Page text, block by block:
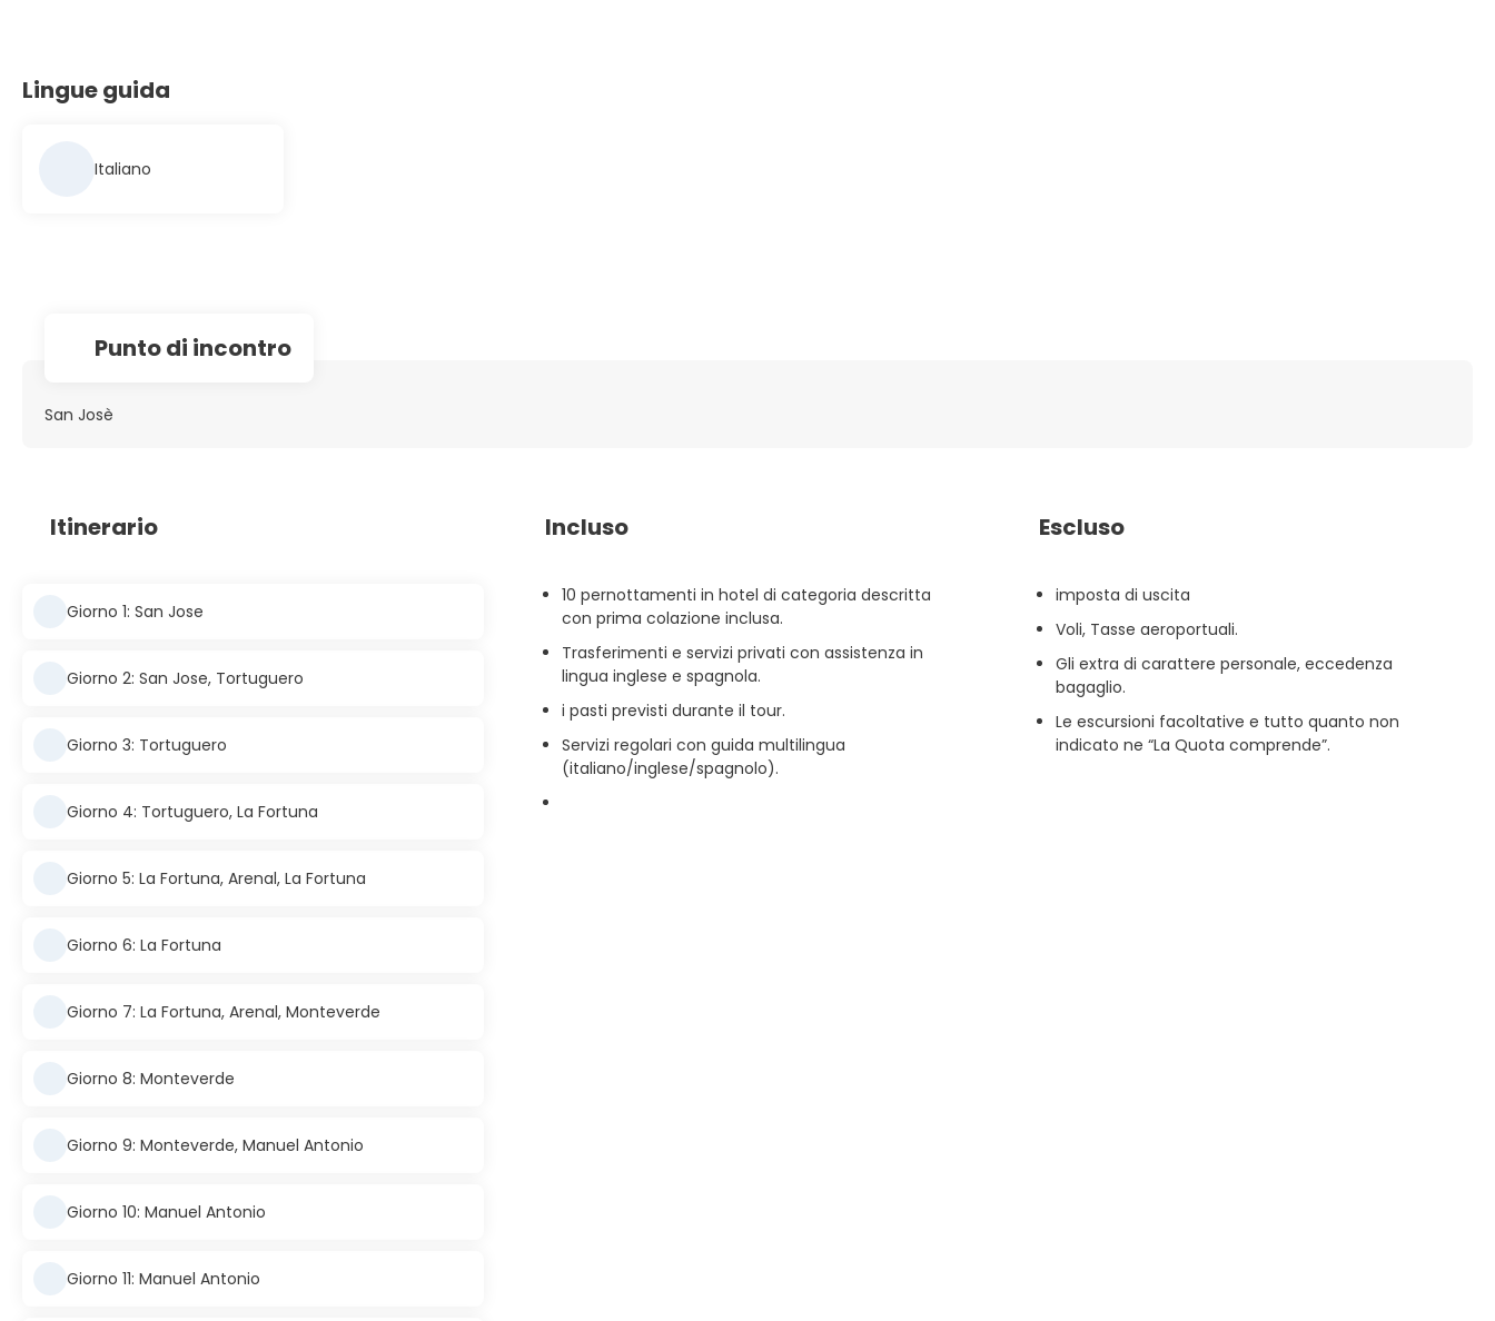
Lingue guida
Italiano
Punto di incontro
San Josè
Itinerario
Giorno 1: San Jose
Giorno 2: San Jose, Tortuguero
Giorno 3: Tortuguero
Giorno 4: Tortuguero, La Fortuna
Giorno 5: La Fortuna, Arenal, La Fortuna
Giorno 6: La Fortuna
Giorno 7: La Fortuna, Arenal, Monteverde
Giorno 8: Monteverde
Giorno 9: Monteverde, Manuel Antonio
Giorno 10: Manuel Antonio
Giorno 11: Manuel Antonio
Incluso
10 pernottamenti in hotel di categoria descritta
con prima colazione inclusa.
Trasferimenti e servizi privati con assistenza in
lingua inglese e spagnola.
i pasti previsti durante il tour.
Servizi regolari con guida multilingua
(italiano/inglese/spagnolo).
Escluso
imposta di uscita
Voli, Tasse aeroportuali.
Gli extra di carattere personale, eccedenza
bagaglio.
Le escursioni facoltative e tutto quanto non
indicato ne “La Quota comprende”.